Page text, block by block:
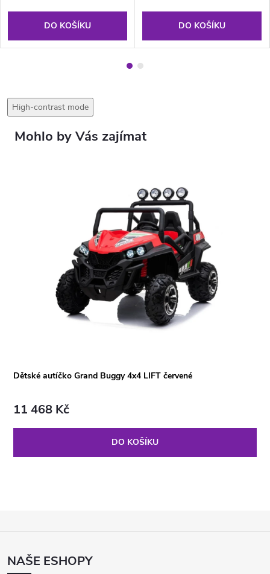
DO KOŠÍKU DO KOŠÍKU
High-contrast mode
Dětské autíčko Grand Buggy 4x4 LIFT červené
11 468 Kč
DO KOŠÍKU
ANAŠE ESHOPY